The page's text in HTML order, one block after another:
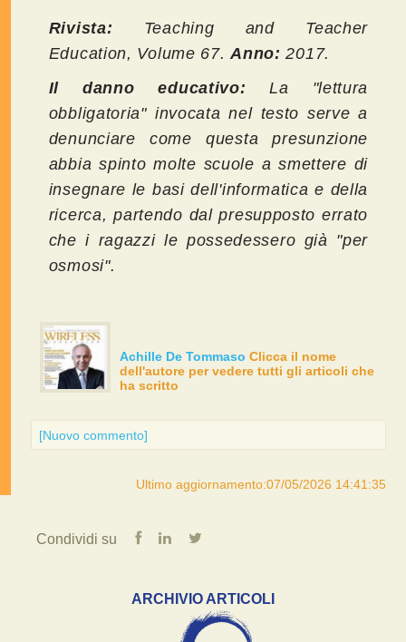
Rivista: Teaching and Teacher
Education, Volume 67.Anno: 2017.
Il danno educativo: La "lettura
obbligatoria" invocata nel testo serve a
denunciare come questa presunzione
abbia spinto molte scuole a smettere di
insegnare le basi dell'informatica e della
ricerca, partendo dal presupposto errato
che i ragazzi le possedessero già "per
osmosi".
Achille De Tommaso Clicca il nome
dell'autore per vedere tutti gli articoli che
ha scritto
[Nuovo commento]
Ultimo aggiornamento:07/05/2026 14:41:35
Condividi su
ARCHIVIO ARTICOLI